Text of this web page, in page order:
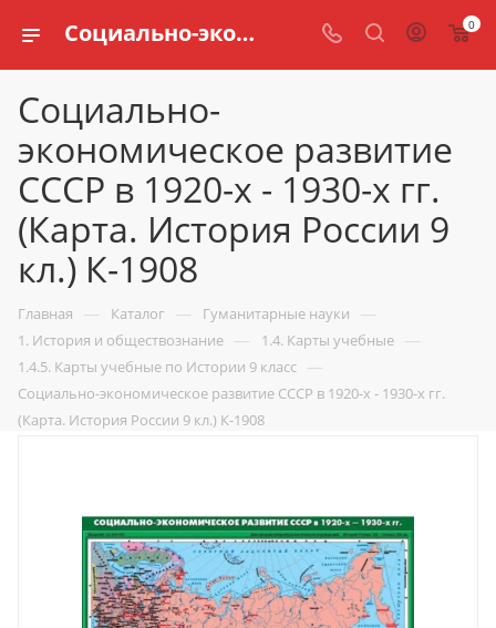
Социально-экономическое развитие СССР в 1920-х - 1930-х гг. (Карта. История России 9 кл.) К-1908 купить по доступной цене в интернет магазине schools.ru 0
Социально-
экономическое развитие
СССР в 1920-х - 1930-х гг.
(Карта. История России 9
кл.) К-1908
Главная — Каталог — Гуманитарные науки —
1. История и обществознание — 1.4. Карты учебные —
1.4.5. Карты учебные по Истории 9 класс —
Социально-экономическое развитие СССР в 1920-х - 1930-х гг.
(Карта. История России 9 кл.) К-1908